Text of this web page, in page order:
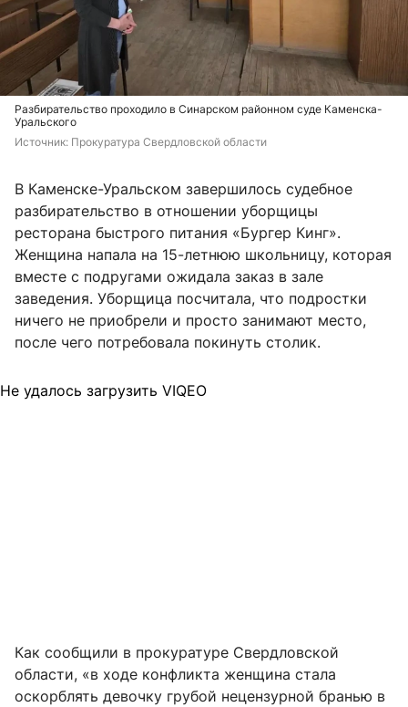
Разбирательство проходило в Синарском районном суде Каменска-
Уральского
Источник: Прокуратура Свердловской области
В Каменске-Уральском завершилось судебное
разбирательство в отношении уборщицы
ресторана быстрого питания «Бургер Кинг».
Женщина напала на 15-летнюю школьницу, которая
вместе с подругами ожидала заказ в зале
заведения. Уборщица посчитала, что подростки
ничего не приобрели и просто занимают место,
после чего потребовала покинуть столик.
Не удалось загрузить VIQEO
Как сообщили в прокуратуре Свердловской
области, «в ходе конфликта женщина стала
оскорблять девочку грубой нецензурной бранью в